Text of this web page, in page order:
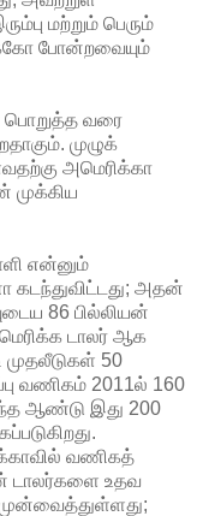
மற்றும் பெரும்
போன்றவையும்
பொறுத்த வரை
முழுக்
அமெரிக்கா
என்னும்
கடந்துவிட்டது; அதன்
86 பில்லியன்
டாலர் ஆக
முதலீடுகள் 50
வணிகம் 2011ல் 160
ஆண்டு இது 200
வணிகத்
டாலர்களை உதவ